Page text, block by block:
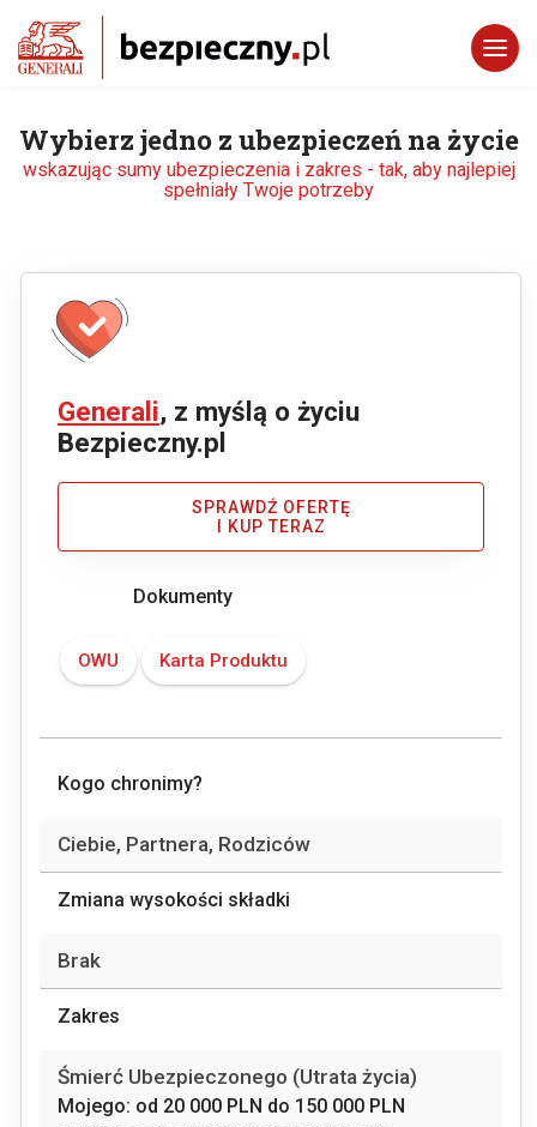
Wybierz jedno z ubezpieczeń na życie
wskazując sumy ubezpieczenia i zakres - tak, aby najlepiej
spełniały Twoje potrzeby
Generali, z myślą o życiu
Bezpieczny.pl
SPRAWDŹ OFERTĘ
I KUP TERAZ
Dokumenty
OWU Karta Produktu
Kogo chronimy?
Ciebie, Partnera, Rodziców
Zmiana wysokości składki
Brak
Zakres
Śmierć Ubezpieczonego (Utrata życia)
Mojego: od 20 000 PLN do 150 000 PLN